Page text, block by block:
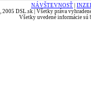
NÁVŠTEVNOSŤ
2005 DSL.sk | Všetky práva
Všetky uvedené informácie sú